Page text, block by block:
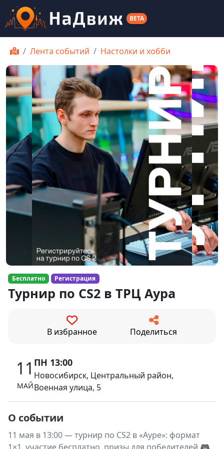
BETA
Лента событий Настолки и хобби
Бесплатно Регистрация
Турнир по CS2 в ТРЦ Аура
В избранное Поделиться
11
МАЙ
ПН 13:00
Новосибирск, Центральный район,
Военная улица, 5
О событии
11 мая в 13:00 — турнир по CS2 в «Ауре»: формат